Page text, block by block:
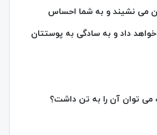
می نشیند و به شما احساس
داد و به سادگی به پوستتان
می توان آن را به تن داشت؟